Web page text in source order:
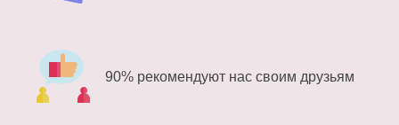
90% рекомендуют нас своим друзьям